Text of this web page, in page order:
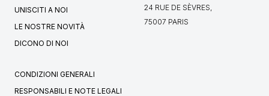
UNISCITI A NOI
LE NOSTRE NOVITÀ
DICONO DI NOI
24 RUE DE SÈVRES,
75007 PARIS
CONDIZIONI GENERALI
RESPONSABILI E NOTE LEGALI